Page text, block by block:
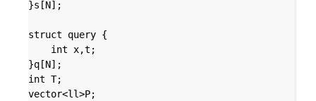
}s[N];
struct query {
}q[N];
int T;
vector<ll>P;